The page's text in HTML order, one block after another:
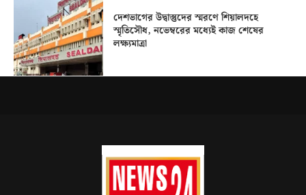
দেশভাগের উদ্বাস্তুদের স্মরণে শিয়ালদহে
স্মৃতিসৌধ, নভেম্বরের মধ্যেই কাজ শেষের
লক্ষ্যমাত্রা